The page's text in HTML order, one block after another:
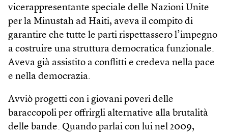
vicerappresentante speciale delle Nazioni Unite
per la Minustah ad Haiti, aveva il compito di
garantire che tutte le parti rispettassero l’impegno
a costruire una struttura democratica funzionale.
Aveva già assistito a conflitti e credeva nella pace
e nella democrazia.
Avviò progetti con i giovani poveri delle
baraccopoli per offrirgli alternative alla brutalità
delle bande. Quando parlai con lui nel 2009,